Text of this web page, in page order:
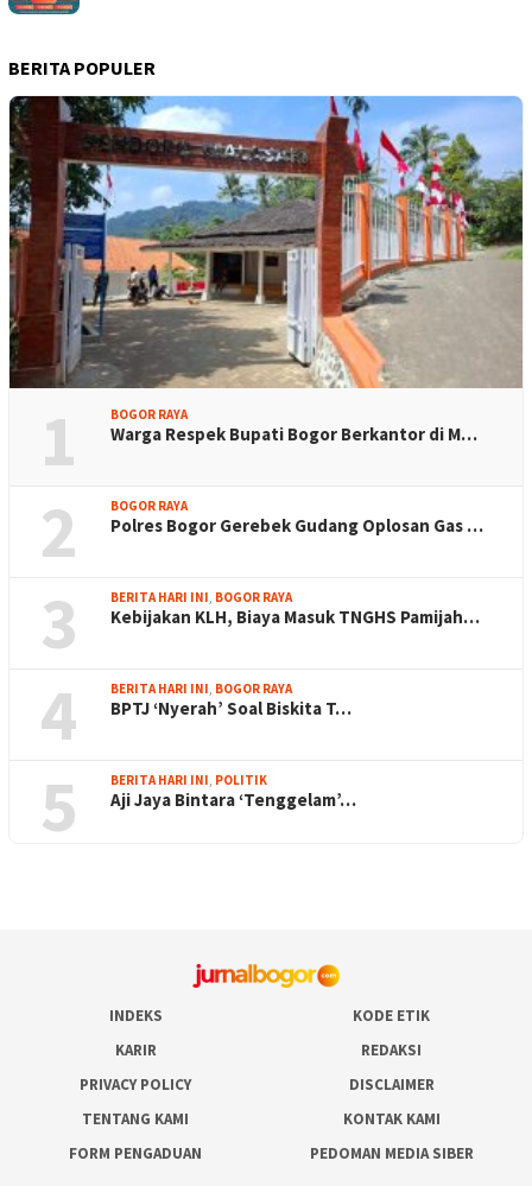
BERITA POPULER
1 BOGOR RAYA
Warga Respek Bupati Bogor Berkantor di M…
2 BOGOR RAYA
Polres Bogor Gerebek Gudang Oplosan Gas …
3 BERITA HARI INI BOGOR RAYA
Kebijakan KLH, Biaya Masuk TNGHS Pamijah…
4 BERITA HARI INI BOGOR RAYA
BPTJ ‘Nyerah’ Soal Biskita T…
5 BERITA HARI INI POLITIK
Aji Jaya Bintara ‘Tenggelam’…
INDEKS
KODE ETIK
KARIR
REDAKSI
PRIVACY POLICY
DISCLAIMER
TENTANG KAMI
KONTAK KAMI
FORM PENGADUAN
PEDOMAN MEDIA SIBER